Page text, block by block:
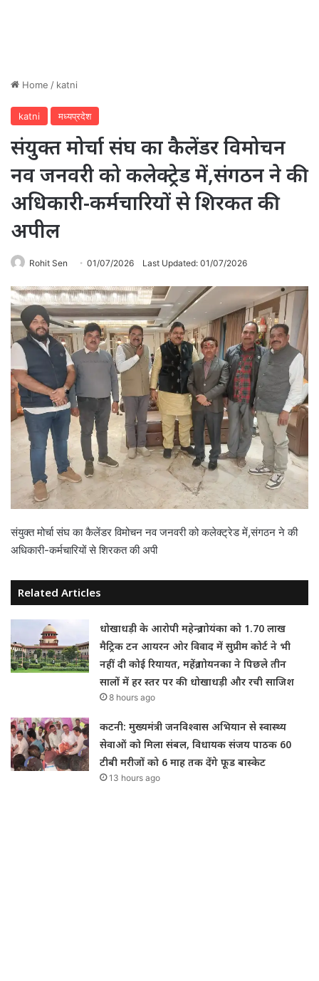
Home / katni
katni मध्यप्रदेश
संयुक्त मोर्चा संघ का कैलेंडर विमोचन
नव जनवरी को कलेक्ट्रेड में,संगठन ने की
अधिकारी-कर्मचारियों से शिरकत की
अपील
Rohit Sen 01/07/2026 Last Updated: 01/07/2026
संयुक्त मोर्चा संघ का कैलेंडर विमोचन नव जनवरी को कलेक्ट्रेड में,संगठन ने की
अधिकारी-कर्मचारियों से शिरकत की अपी
Related Articles
धोखाधड़ी के आरोपी महेन्द्र गोयंका को 1.70 लाख
मैट्रिक टन आयरन ओर विवाद में सुप्रीम कोर्ट ने भी
नहीं दी कोई रियायत, महेंद्र गोयनका ने पिछले तीन
सालों में हर स्तर पर की धोखाधड़ी और रची साजिश
8 hours ago
कटनी: मुख्यमंत्री जनविश्वास अभियान से स्वास्थ्य
सेवाओं को मिला संबल, विधायक संजय पाठक 60
टीबी मरीजों को 6 माह तक देंगे फूड बास्केट
13 hours ago